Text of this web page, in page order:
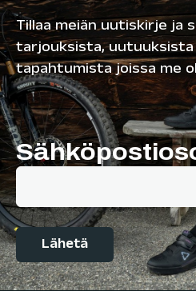
Tillaa meiän uutiskirje ja
tarjouksista, uutuuksista
tapahtumista joissa me